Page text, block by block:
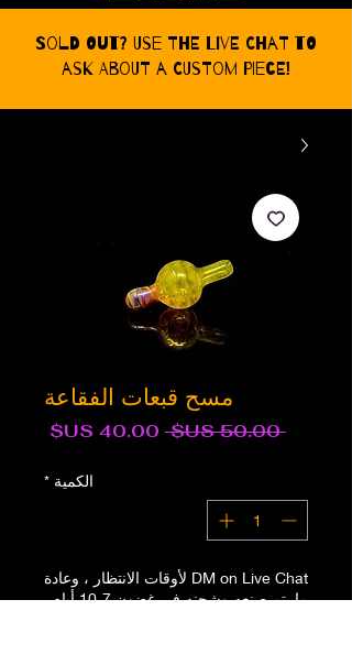
Sold Out? Use the Live CHat to
ask about a Custom Piece!
مسح قبعات الفقاعة
‏50.00 US$
سعر
الكمية *
DM on Live Chat لأوقات الانتظار ، وعادة
ما يتم صنعه وشحنه في غضون 7-10 أيام